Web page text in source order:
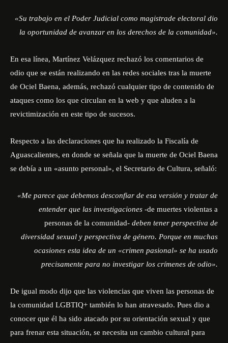
«Su trabajo en el Poder Judicial como magistrade electoral dio
la oportunidad de avanzar en los derechos de la comunidad».
En esa línea, Martínez Velázquez rechazó los comentarios de
odio que se están realizando en las redes sociales tras la muerte
de Ociel Baena, además, rechazó cualquier tipo de contenido de
ataques como los que circulan en la web y que aluden a la
revictimización en este tipo de sucesos.
Respecto a las declaraciones que ha realizado la Fiscalía de
Aguascalientes, en donde se señala que la muerte de Ociel Baena
se debía a un «asunto personal», el Secretario de Cultura, señaló:
«Me parece que debemos desconfiar de esa versión y tratar de
entender que las investigaciones -de muertes violentas a
personas de la comunidad- deben tener perspectiva de
diversidad sexual y perspectiva de género. Porque en muchas
ocasiones esta idea de un «crimen pasional» se ha usado
precisamente para no investigar los crímenes de odio».
De igual modo dijo que las violencias que viven las personas de
la comunidad LGBTIQ+ también lo han atravesado. Pues dio a
conocer que él ha sido atacado por su orientación sexual y que
para frenar esta situación, se necesita un cambio cultural para